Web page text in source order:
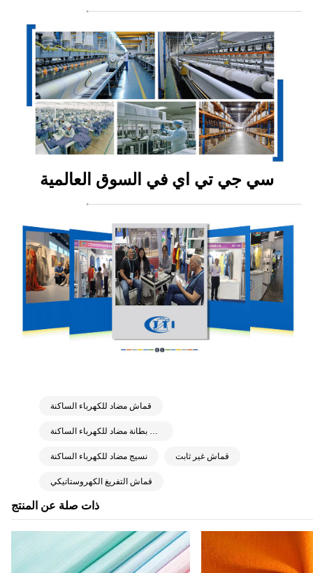
ذات صلة عن المنتج
سي جي تي اي في السوق العالمية
قماش مضاد للكهرباء الساكنة
قماش بطانة مضاد للكهرباء الساكنة
نسيج مضاد للكهرباء الساكنة قماش غير ثابت
قماش التفريغ الكهروستاتيكي